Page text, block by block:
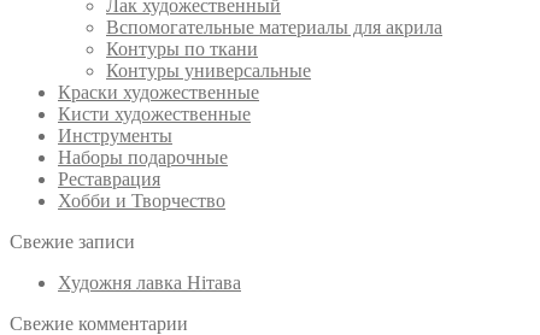
Лак художественный
Вспомогательные материалы для акрила
Контуры по ткани
Контуры универсальные
Краски художественные
Кисти художественные
Инструменты
Наборы подарочные
Реставрация
Хобби и Творчество
Свежие записи
Художня лавка Нітава
Свежие комментарии